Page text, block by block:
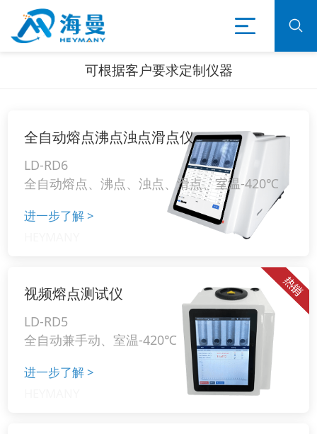
可根据客户要求定制仪器
全自动熔点沸点浊点滑点仪
LD-RD6
全自动熔点、沸点、浊点、滑点、室温-420℃
进一步了解>
视频熔点测试仪
LD-RD5
全自动兼手动、室温-420℃
进一步了解>